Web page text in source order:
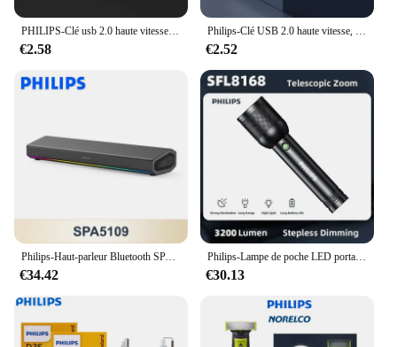
PHILIPS-Clé usb 2.0 haute vitesse, support à mémoire de 8gb 16gb 32gb 64gb, lecteur flash, stockage externe
€2.58
Philips-Clé USB 2.0 haute vitesse, stylo en métal de stockage externe, voiture personnalisée créative, 8 Go, 16 Go, 32 Go, 64 Go, 128 Go
€2.52
Philips-Haut-parleur Bluetooth SPA5109, boîtier de haut-parleurs sans fil portables d'intérieur, HiFi, stéréo, lampe de escale RVB, lecteur de musique de fête
€34.42
Philips-Lampe de poche LED portable, lampes de poche lumineuses iniques, lampe de camping, randonnée en plein air, autodéfense, 3200 lumens, 1000m
€30.13